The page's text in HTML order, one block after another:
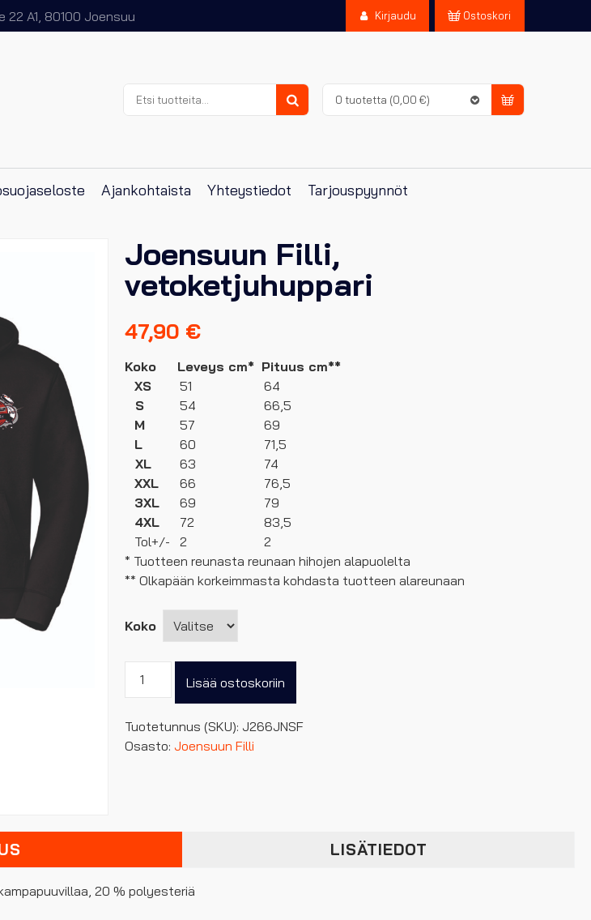
22 A1, 80100 Joensuu Kirjaudu Ostoskori
0 tuotetta (0,00 €)
Etsi:
Ajankohtaista Yhteystiedot Tarjouspyynnöt
Joensuun Filli,
vetoketjuhuppari
47,90 €
Koko Leveys cm* Pituus cm**
XS
51
64
S
54
66,5
M
57
69
L
60
71,5
XL
63
74
XXL
66
76,5
3XL
69
79
4XL
72
83,5
Tol+/- 2
2
* Tuotteen reunasta reunaan hihojen alapuolelta
** Olkapään korkeimmasta kohdasta tuotteen alareunaan
Koko
määrä
Lisää ostoskoriin
Tuotetunnus (SKU): J266JNSF
Osasto: Joensuun Filli
LISÄTIEDOT
20 % polyesteriä